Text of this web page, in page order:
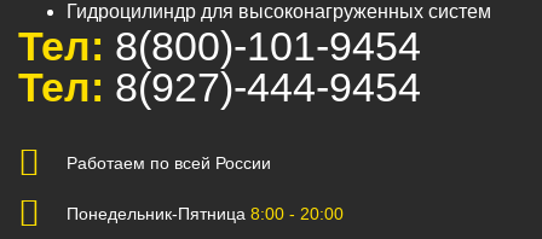
Гидроцилиндр для высоконагруженных систем
Тел: 8(800)-101-9454
Тел: 8(927)-444-9454
Работаем по всей России
Понедельник-Пятница 8:00 - 20:00